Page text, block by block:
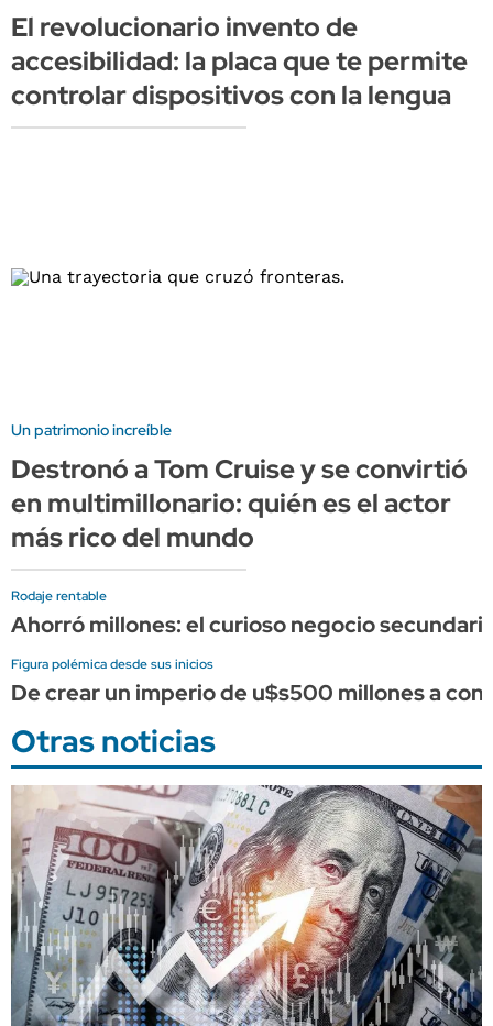
El revolucionario invento de
accesibilidad: la placa que te permite
controlar dispositivos con la lengua
Un patrimonio increíble
Destronó a Tom Cruise y se convirtió
en multimillonario: quién es el actor
más rico del mundo
Rodaje rentable
Ahorró millones: el curioso negocio
Figura polémica desde sus inicios
De crear un imperio de u$s500 millones a
Otras noticias